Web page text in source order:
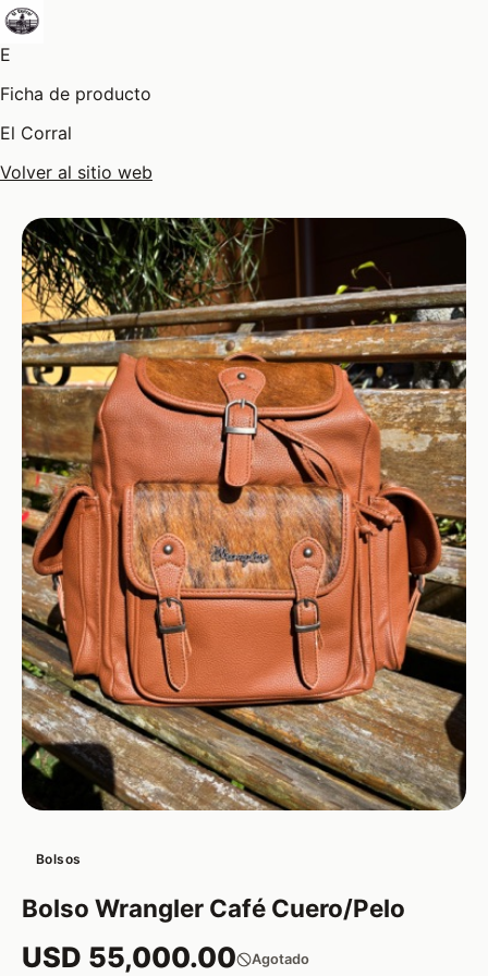
E
Ficha de producto
El Corral
Volver al sitio web
Bolsos
Bolso Wrangler Café Cuero/Pelo
USD 55,000.00 Agotado